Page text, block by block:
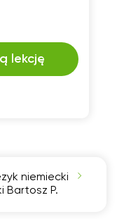
lekcję
niemiecki
Bartosz P.